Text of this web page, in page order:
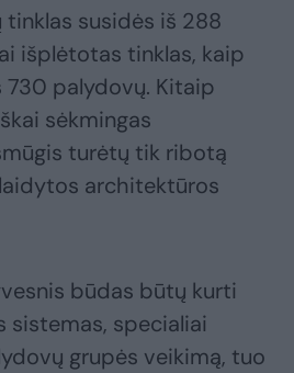
tinklas susidės iš 288
išplėtotas tinklas, kaip
palydovų. Kitaip
sėkmingas
turėtų tik ribotą
architektūros
būdas būtų kurti
sistemas, specialiai
grupės veikimą, tuo